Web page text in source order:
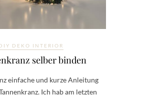
DEKO INTERIOR
selber binden
einfache und kurze Anleitung
Ich hab am letzten